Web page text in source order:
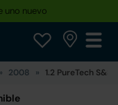
uno nuevo
2008 1.2 PureTech S&S